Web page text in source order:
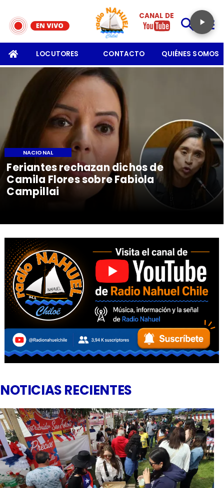
CANAL DE
LOCUTORES CONTACTO QUIÉNES SOMOS
Feriantes rechazan dichos de
Camila Flores sobre Fabiola
Campillai
NACIONAL
NOTICIAS RECIENTES